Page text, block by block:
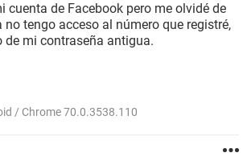
cuenta de Facebook pero me olvidé de
tengo acceso al número que registré,
de mi contraseña antigua.
/ Chrome 70.0.3538.110